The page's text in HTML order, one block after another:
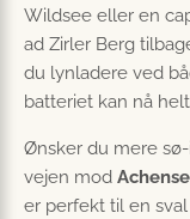
Wildsee eller en
ad Zirler Berg
du lynladere ved
batteriet kan nå
Ønsker du mere
vejen mod
er perfekt til en